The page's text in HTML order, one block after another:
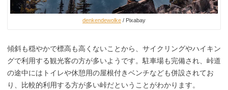
denkendewolke / Pixabay
傾斜も穏やかで標高も高くないことから、サイクリングやハイキン
グで利用する観光客の方が多いようです。駐車場も完備され、峠道
の途中にはトイレや休憩用の屋根付きベンチなども併設されてお
り、比較的利用する方が多い峠だということがわかります。